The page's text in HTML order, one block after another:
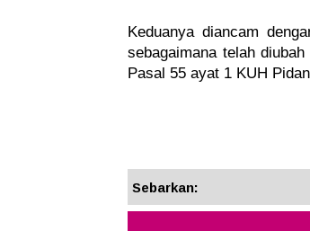
Keduanya diancam
sebagaimana telah
Pasal 55 ayat 1 KUH
Sebarkan: